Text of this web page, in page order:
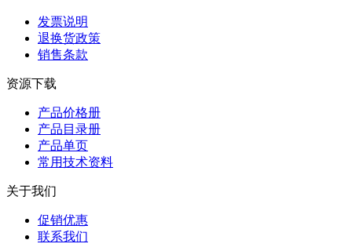
发票说明
退换货政策
销售条款
资源下载
产品价格册
产品目录册
产品单页
常用技术资料
关于我们
促销优惠
联系我们